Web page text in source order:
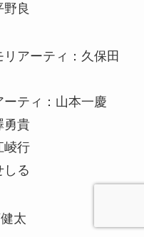
良
アーティ：久保田
ティ：山本一慶
勇貴
崚行
しる
太